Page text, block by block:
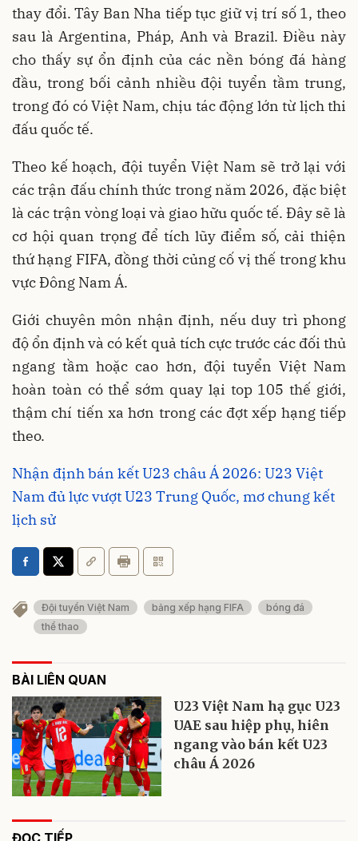
thay đổi. Tây Ban Nha tiếp tục giữ vị trí số 1, theo
sau là Argentina, Pháp, Anh và Brazil. Điều này
cho thấy sự ổn định của các nền bóng đá hàng
đầu, trong bối cảnh nhiều đội tuyển tầm trung,
trong đó có Việt Nam, chịu tác động lớn từ lịch thi
đấu quốc tế.
Theo kế hoạch, đội tuyển Việt Nam sẽ trở lại với
các trận đấu chính thức trong năm 2026, đặc biệt
là các trận vòng loại và giao hữu quốc tế. Đây sẽ là
cơ hội quan trọng để tích lũy điểm số, cải thiện
thứ hạng FIFA, đồng thời củng cố vị thế trong khu
vực Đông Nam Á.
Giới chuyên môn nhận định, nếu duy trì phong
độ ổn định và có kết quả tích cực trước các đối thủ
ngang tầm hoặc cao hơn, đội tuyển Việt Nam
hoàn toàn có thể sớm quay lại top 105 thế giới,
thậm chí tiến xa hơn trong các đợt xếp hạng tiếp
theo.
Nhận định bán kết U23 châu Á 2026: U23 Việt
Nam đủ lực vượt U23 Trung Quốc, mơ chung kết
lịch sử
Đội tuyển Việt Nam bảng xếp hạng FIFA
bóng đá
thể thao
BÀI LIÊN QUAN
U23 Việt Nam hạ gục U23
UAE sau hiệp phụ, hiên
ngang vào bán kết U23
châu Á 2026
ĐỌC TIẾP